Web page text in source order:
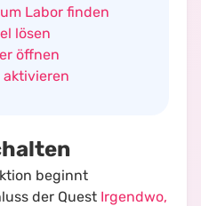
Labor finden
lösen
öffnen
aktivieren
beginnt
der Quest Irgendwo,